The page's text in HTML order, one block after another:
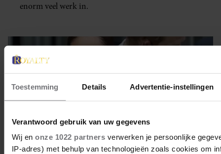
Toestemming Details Advertentie-instellingen
Verantwoord gebruik van uw gegevens
Wij en onze 1022 partnersverwerken je persoonlijke
IP-adres) met behulp van technologieën zoals cookies om
enorm veel werk in.